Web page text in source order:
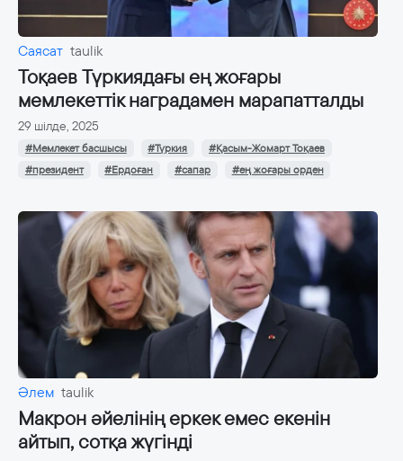
Саясат taulik
Тоқаев Түркиядағы ең жоғары
мемлекеттік наградамен марапатталды
29 шілде, 2025
#Мемлекет басшысы #Түркия
#Қасым-Жомарт Тоқаев
#президент
#Ердоған #сапар #ең жоғары орден
Әлем taulik
Макрон әйелінің еркек емес екенін
айтып, сотқа жүгінді